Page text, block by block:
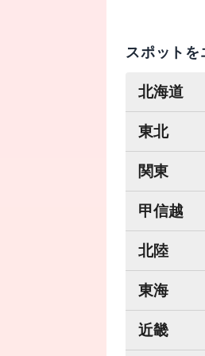
スポット
北海道
東北
関東
甲信越
北陸
東海
近畿